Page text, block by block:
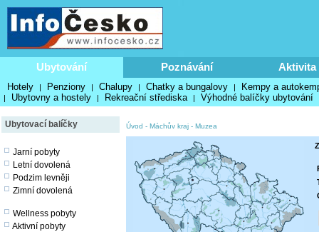
Ubytování Poznávání Aktivita
Hotely | Penziony | Chalupy | Chatky a bungalovy | Kempy a
| Ubytovny a hostely | Rekreační střediska | Výhodné balíčky ubytování
Ubytovací balíčky
Jarní pobyty
Letní dovolená
Podzim levněji
Zimní dovolená
Wellness pobyty
Aktivní pobyty
Úvod - Máchův kraj - Muzea